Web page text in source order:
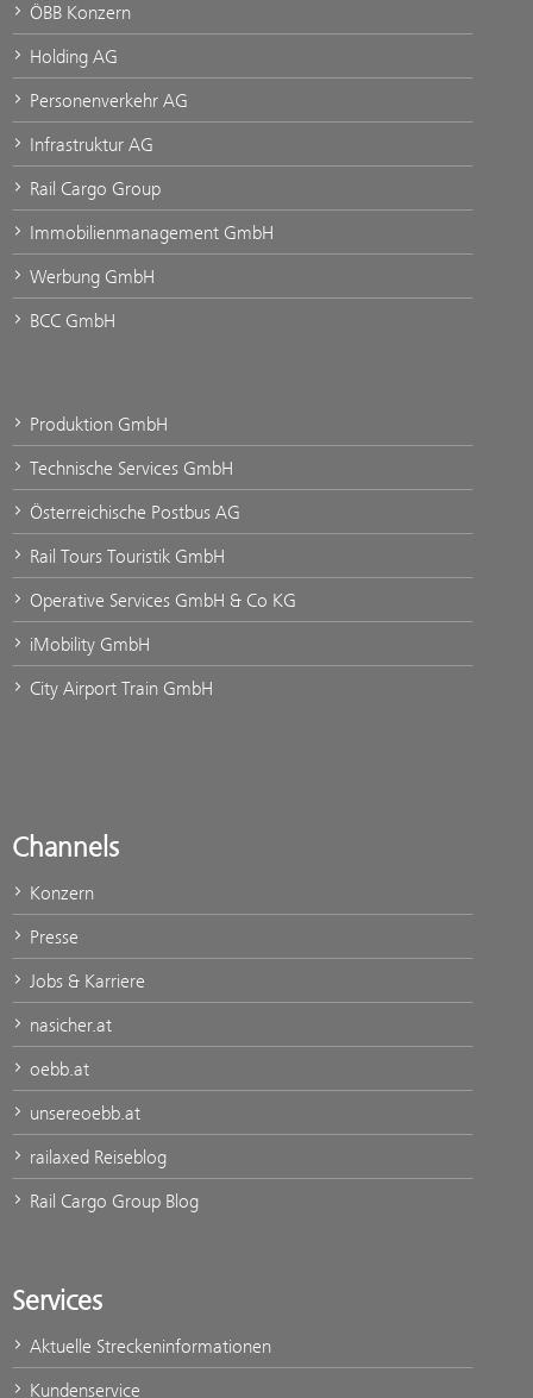
ÖBB Konzern
Holding AG
Personenverkehr AG
Infrastruktur AG
Rail Cargo Group
Immobilienmanagement GmbH
Werbung GmbH
BCC GmbH
Produktion GmbH
Technische Services GmbH
Österreichische Postbus AG
Rail Tours Touristik GmbH
Operative Services GmbH & Co KG
iMobility GmbH
City Airport Train GmbH
Channels
Konzern
Presse
Jobs & Karriere
nasicher.at
oebb.at
unsereoebb.at
railaxed Reiseblog
Rail Cargo Group Blog
Services
Aktuelle Streckeninformationen
Kundenservice